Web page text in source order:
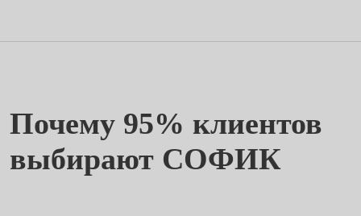
Почему 95% клиентов
выбирают СОФИК